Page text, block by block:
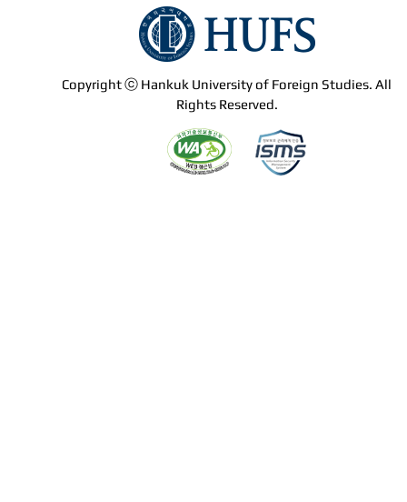
Copyright ⓒ Hankuk University of Foreign Studies. All
Rights Reserved.